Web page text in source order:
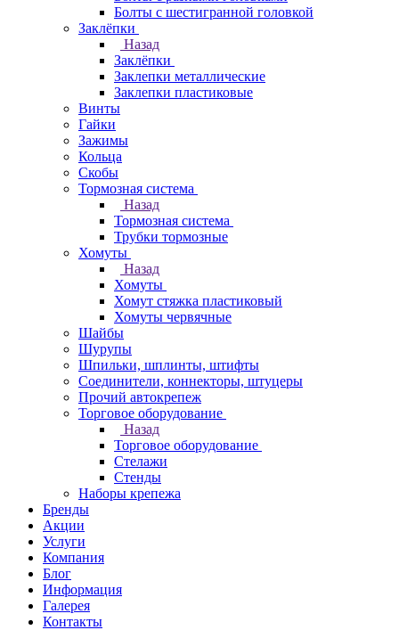
Болты с шестигранной головкой
Заклёпки
Назад
Заклёпки
Заклепки металлические
Заклепки пластиковые
Винты
Гайки
Зажимы
Кольца
Скобы
Тормозная система
Назад
Тормозная система
Трубки тормозные
Хомуты
Назад
Хомуты
Хомут стяжка пластиковый
Хомуты червячные
Шайбы
Шурупы
Шпильки, шплинты, штифты
Соединители, коннекторы, штуцеры
Прочий автокрепеж
Торговое оборудование
Назад
Торговое оборудование
Стелажи
Стенды
Наборы крепежа
Бренды
Акции
Услуги
Компания
Блог
Информация
Галерея
Контакты